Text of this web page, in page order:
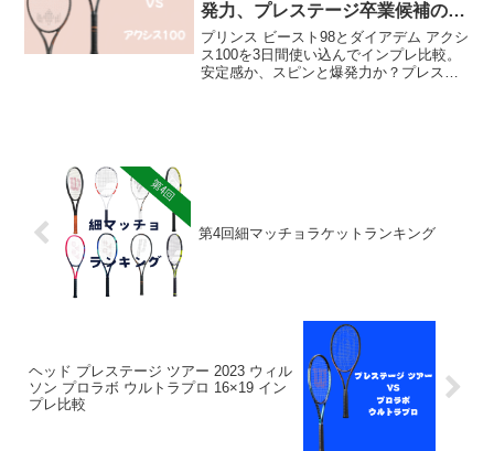
発力、プレステージ卒業候補の実
力差は？
プリンス ビースト98とダイアデム アクシ
ス100を3日間使い込んでインプレ比較。
安定感か、スピンと爆発力か？プレステ
第4回細マッチョラケットランキング
ヘッド プレステージ ツアー 2023 ウィル
ソン プロラボ ウルトラプロ 16×19 イン
プレ比較